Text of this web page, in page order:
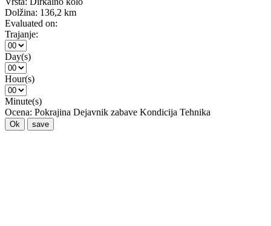
Dolžina: 136,2 km
Evaluated on:
Trajanje:
Day(s)
Hour(s)
Minute(s)
Ocena: Pokrajina Dejavnik zabave Kondicija Tehnika
Ok save